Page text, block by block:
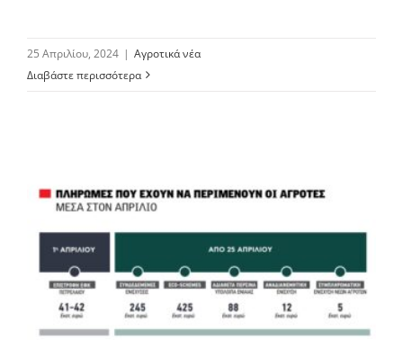
25 Απριλίου, 2024 | Αγροτικά νέα
Διαβάστε περισσότερα